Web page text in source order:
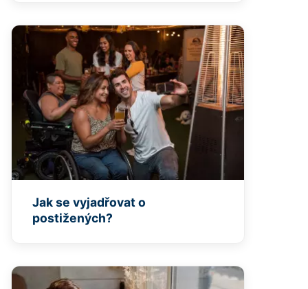
Jak se vyjadřovat o
postižených?